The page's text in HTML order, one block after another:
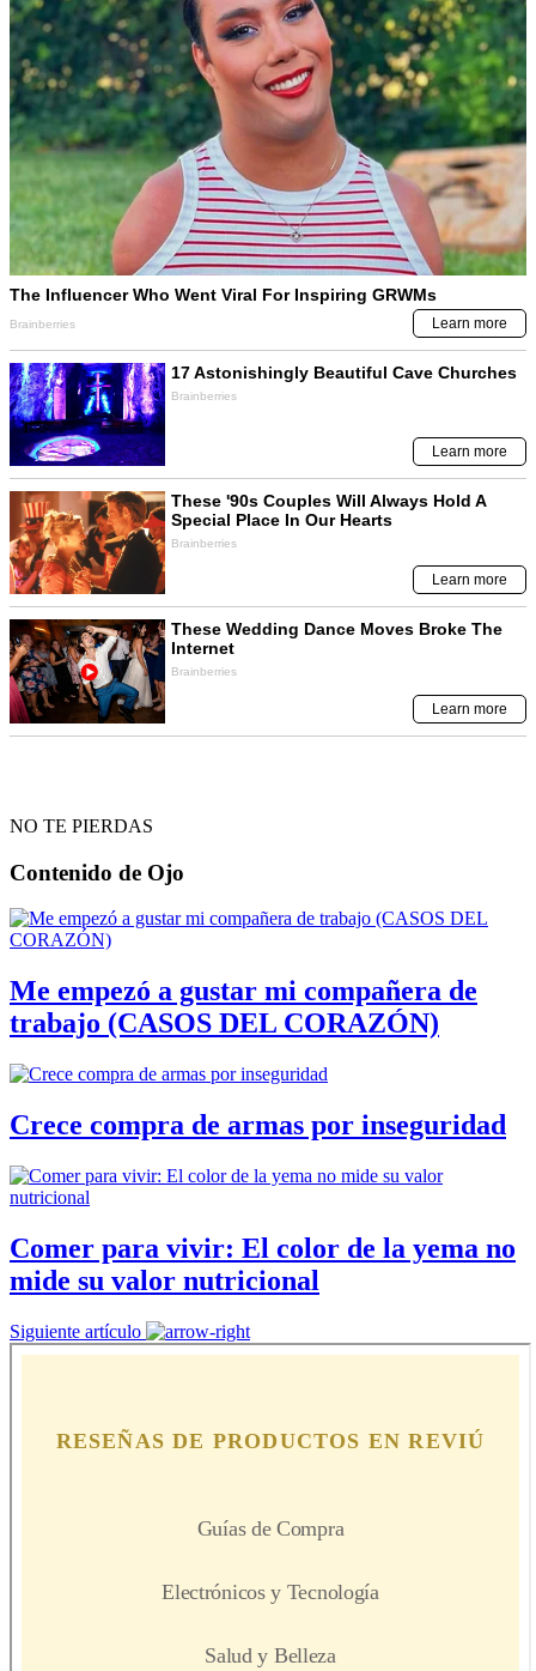
NO TE PIERDAS
Contenido de Ojo
Me empezó a gustar mi compañera de
trabajo (CASOS DEL CORAZÓN)
Crece compra de armas por inseguridad
Comer para vivir: El color de la yema no
mide su valor nutricional
Siguiente artículo